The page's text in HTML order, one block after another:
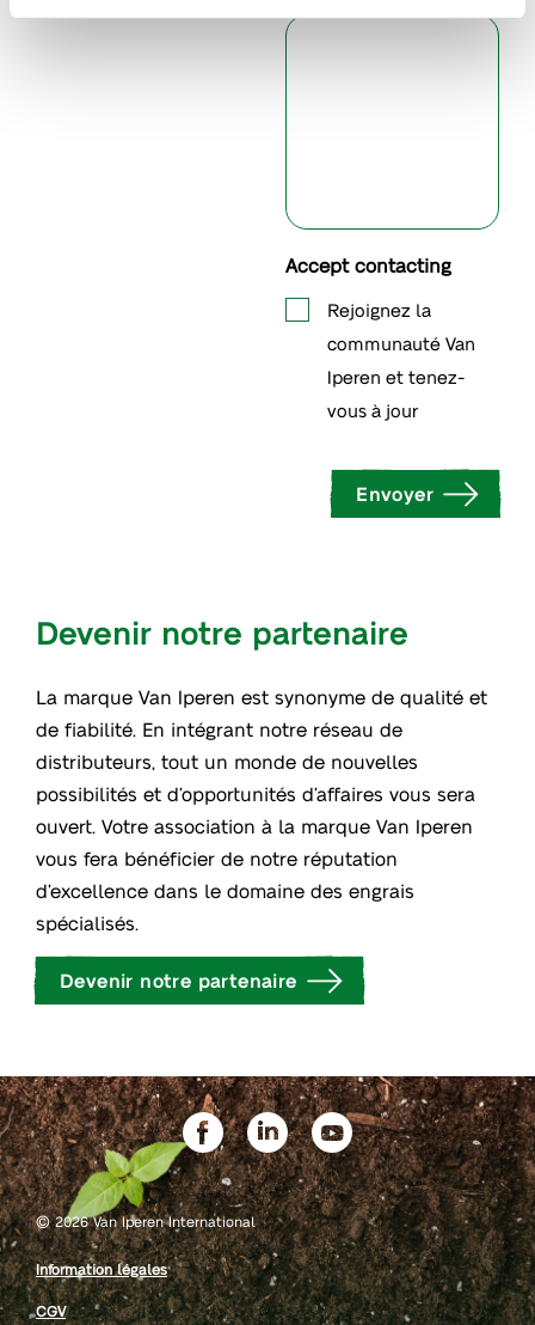
Accept contacting
Rejoignez la
communauté Van
Iperen et tenez-
vous à jour
Envoyer
Devenir notre partenaire
La marque Van Iperen est synonyme de qualité et
de fiabilité. En intégrant notre réseau de
distributeurs, tout un monde de nouvelles
possibilités et d’opportunités d’affaires vous sera
ouvert. Votre association à la marque Van Iperen
vous fera bénéficier de notre réputation
d’excellence dans le domaine des engrais
spécialisés.
Devenir notre partenaire
©2026 Van Iperen International
Information légales
CGV